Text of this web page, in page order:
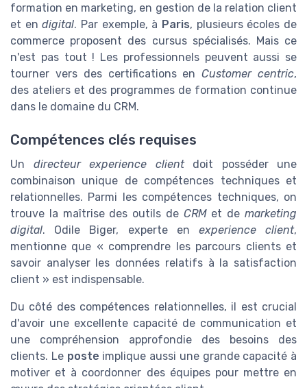
formation en marketing, en gestion de la relation client
et endigital. Par exemple, à Paris, plusieurs écoles de
commerce proposent des cursus spécialisés. Mais ce
n'est pas tout ! Les professionnels peuvent aussi se
tourner vers des certifications enCustomer centric,
des ateliers et des programmes de formation continue
dans le domaine du CRM.
Compétences clés requises
Un directeur experience clientdoit posséder une
combinaison unique de compétences techniques et
relationnelles. Parmi les compétences techniques, on
trouve la maîtrise des outils de CRMet demarketing
digital. Odile Biger, experte en experience client,
mentionne que « comprendre les parcours clients et
savoir analyser les données relatifs à la satisfaction
client » est indispensable.
Du côté des compétences relationnelles, il est crucial
d'avoir une excellente capacité de communication et
une compréhension approfondie des besoins des
clients. Le poste implique aussi une grande capacité à
motiver et à coordonner des équipes pour mettre en